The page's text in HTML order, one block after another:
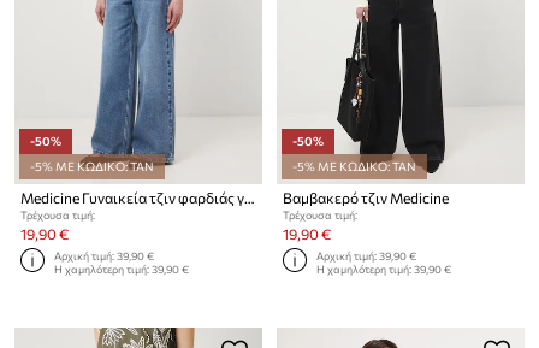
-50%
-5% ΜΕ ΚΩΔΙΚΟ: TAN
Medicine Γυναικεία τζιν φαρδιάς γραμμής
Τρέχουσα τιμή:
19,90 €
Αρχική τιμή:39,90 €
Η χαμηλότερη τιμή:39,90 €
-50%
-5% ΜΕ ΚΩΔΙΚΟ: TAN
Βαμβακερό τζιν Medicine
Τρέχουσα τιμή:
19,90 €
Αρχική τιμή:39,90 €
Η χαμηλότερη τιμή:39,90 €